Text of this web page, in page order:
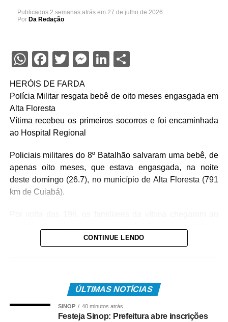
Publicados 2 semanas atrás em 27 de julho de 2026
Por Da Redação
WhatsApp
Facebook
TwitterMessenger
LinkedIn
HERÓIS DE FARDA
Polícia Militar resgata bebê de oito meses engasgada em
Alta Floresta
Vítima recebeu os primeiros socorros e foi encaminhada
ao Hospital Regional
Policiais militares do 8º Batalhão salvaram uma bebê, de
apenas oito meses, que estava engasgada, na noite
deste domingo (26.7), no município de Alta Floresta (791
km de Cuiabá).
um quadro de obstrução das vias aéreas com leite
Após o atendimento inicial, o bebê foi levado ao Hospital
Regional, acompanhado da mãe, onde permaneceu sob
CONTINUE LENDO
ÚLTIMAS NOTÍCIAS
SINOP 40 minutos atrás
Festeja Sinop: Prefeitura abre inscrições